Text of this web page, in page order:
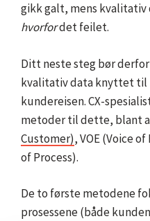
gikk galt, mens kvalitativ
hvorfordet feilet.
Ditt neste steg bør
kvalitativ data knyttet til
kundereisen. CX-
metoder til dette, blant
Customer), VOE (Voice
of Process).
De to første metodene
prosessene (både